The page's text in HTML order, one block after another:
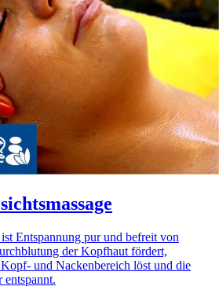
Entspannung pur und befreit von
der Kopfhaut fördert,
und Nackenbereich löst und die
entspannt.